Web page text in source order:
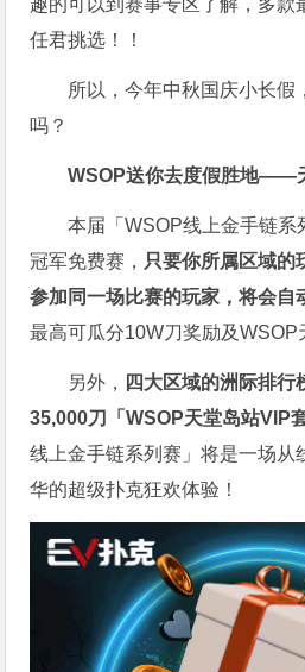
趣的可以到赛事专区了解，多款
任君挑选！！
所以，今年中秋国庆小长假
吗？
WSOP送你去度假胜地——
本届「WSOP线上金手链系
冠军免费赛， 只要你所属区域的
参加同一场比赛的玩家，将会自
最高可瓜分10W刀奖励及WSOP
另外， 四大区域的洲际排行
35,000刀「WSOP天堂岛站VIP
线上金手链系列赛」将是一场从
华的超级扑克狂欢体验！